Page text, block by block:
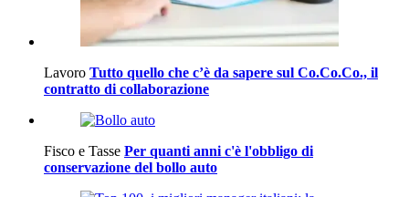
Lavoro Tutto quello che c’è da sapere sul Co.Co.Co., il
contratto di collaborazione
Fisco e Tasse Per quanti anni c'è l'obbligo di
conservazione del bollo auto